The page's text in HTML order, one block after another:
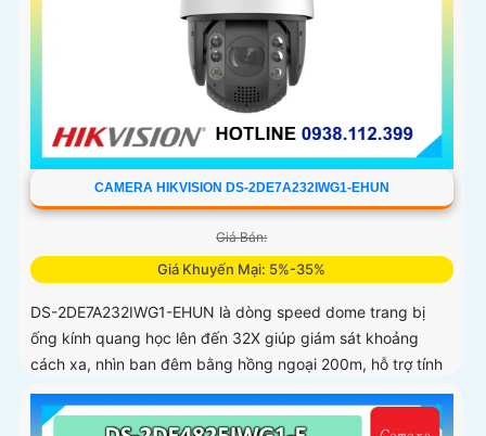
CAMERA HIKVISION DS-2DE7A232IWG1-EHUN
Giá Bán:
Giá Khuyến Mại: 5%-35%
DS-2DE7A232IWG1-EHUN là dòng speed dome trang bị
ống kính quang học lên đến 32X giúp giám sát khoảng
cách xa, nhìn ban đêm bằng hồng ngoại 200m, hỗ trợ tính
năng AcuSense nâng cao hiệu quả giám sát an ninh, có tốc
độ lấy nét cao nhờ công nghệ Self-learning